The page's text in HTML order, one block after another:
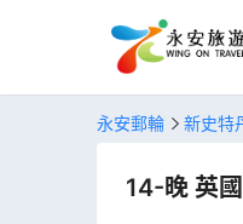
永安郵輪 新史特
14-晚 英